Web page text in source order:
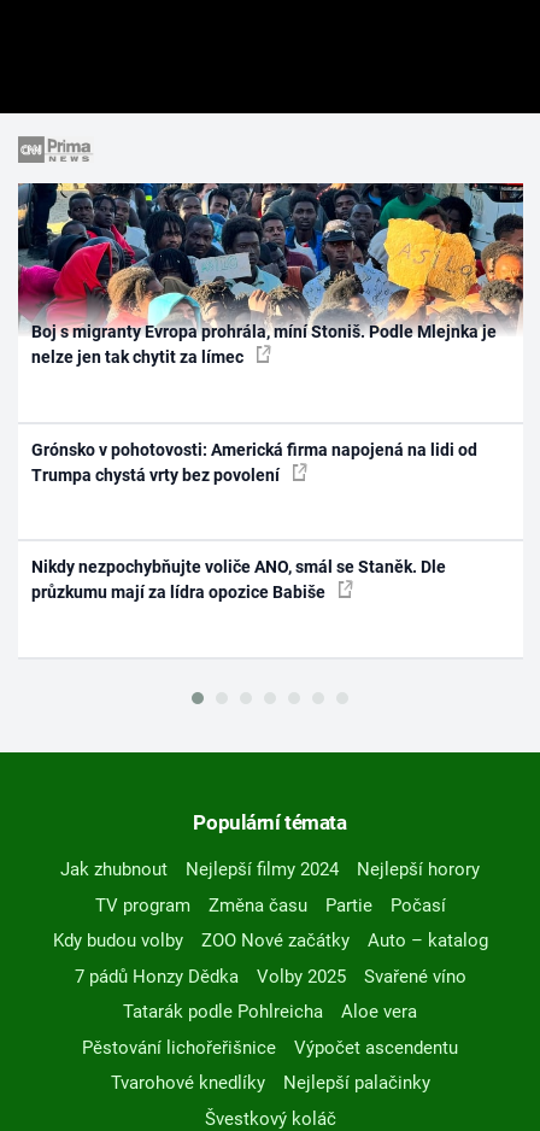
Boj s migranty Evropa prohrála, míní Stoniš. Podle Mlejnka je
nelze jen tak chytit za límec
Grónsko v pohotovosti: Americká firma napojená na lidi od
Trumpa chystá vrty bez povolení
Nikdy nezpochybňujte voliče ANO, smál se Staněk. Dle
průzkumu mají za lídra opozice Babiše
Populární témata
Jak zhubnout Nejlepší filmy 2024
Nejlepší horory
TV program
Změna času Partie
Počasí
Kdy budou volby
ZOO Nové začátky
Auto – katalog
7 pádů Honzy Dědka
Volby 2025
Svařené víno
Tatarák podle Pohlreicha
Aloe vera
Pěstování lichořeřišnice
Výpočet ascendentu
Tvarohové knedlíky
Nejlepší palačinky
Švestkový koláč